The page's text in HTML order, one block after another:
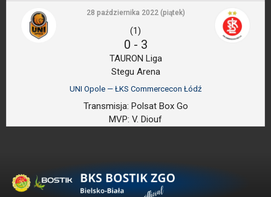
28 października 2022 (piątek)
(1)
0 - 3
TAURON Liga
Stegu Arena
UNI Opole — ŁKS Commercecon Łódź
Transmisja: Polsat Box Go
MVP: V. Diouf